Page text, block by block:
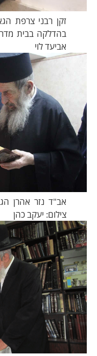
זקן רבני צרפת
בהדלקה בבית
אביעד לוי
אב"ד נזר אהרן
צילום: יעקב כהן